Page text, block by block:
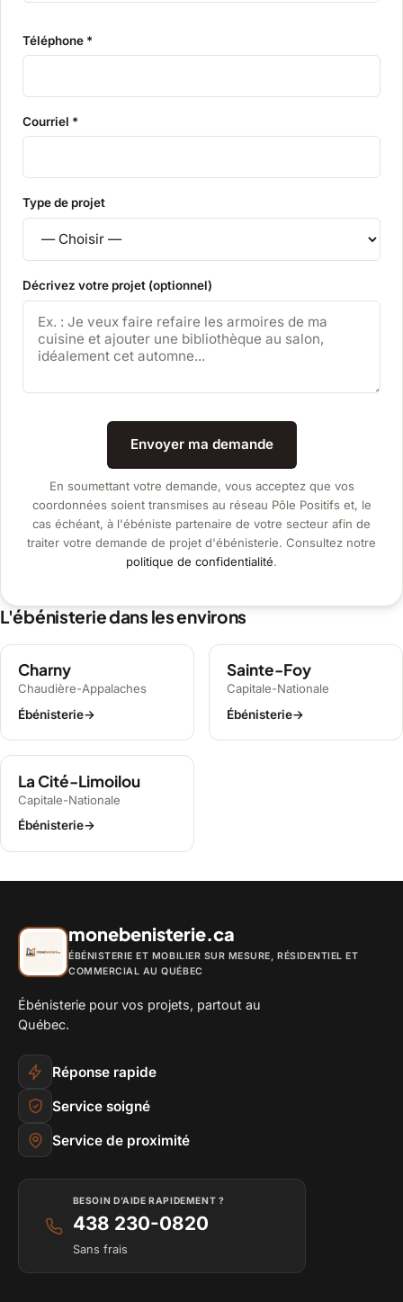
Téléphone *
Courriel *
Type de projet
Décrivez votre projet (optionnel)
Envoyer ma demande
En soumettant votre demande, vous acceptez que vos
coordonnées soient transmises au réseau Pôle Positifs et, le
cas échéant, à l'ébéniste partenaire de votre secteur afin de
traiter votre demande de projet d'ébénisterie. Consultez notre
politique de confidentialité.
L'ébénisterie dans les environs
Charny
Chaudière-Appalaches
Ébénisterie→
Sainte-Foy
Capitale-Nationale
Ébénisterie→
La Cité-Limoilou
Capitale-Nationale
Ébénisterie→
monebenisterie.ca
ÉBÉNISTERIE ET MOBILIER SUR MESURE, RÉSIDENTIEL ET
COMMERCIAL AU QUÉBEC
Ébénisterie pour vos projets, partout au
Québec.
Réponse rapide
Service soigné
Service de proximité
BESOIN D’AIDE RAPIDEMENT ?
438 230-0820
Sans frais